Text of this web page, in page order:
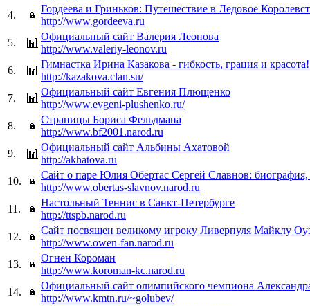
4.
Гордеева и Гриньков: Путешествие в Ледовое
http://www.gordeeva.ru
5.
Официальный сайт Валерия Леонова
http://www.valeriy-leonov.ru
6.
Гимнастка Ирина Казакова - гибкость, грация и красота!
http://kazakova.clan.su/
7.
Официальный сайт Евгения Плющенко
http://www.evgeni-plushenko.ru/
8.
Страницы Бориса Фельдмана
http://www.bf2001.narod.ru
9.
Официальный сайт Альбины Ахатовой
http://akhatova.ru
10.
Сайт о паре Юлия Обертас Сергей Славнов: биография,
http://www.obertas-slavnov.narod.ru
11.
Настольный Теннис в Санкт-Петербурге
http://ttspb.narod.ru
12.
Сайт посвящен великому игроку Ливерпуля Майклу
http://www.owen-fan.narod.ru
13.
Огнен Короман
http://www.koroman-kc.narod.ru
14.
Официальный сайт олимпийского чемпиона
http://www.kmtn.ru/~golubev/